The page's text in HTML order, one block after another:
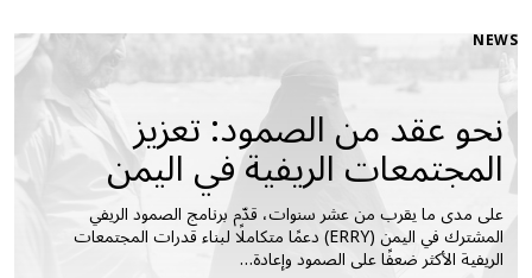
NEWS
نحو عقد من الصمود: تعزيز
المجتمعات الريفية في اليمن
على مدى ما يقرب من عشر سنوات، قدّم برنامج الصمود الريفي
المشترك في اليمن (ERRY) دعمًا متكاملًا لبناء قدرات المجتمعات
الريفية الأكثر ضعفًا على الصمود وإعادة…